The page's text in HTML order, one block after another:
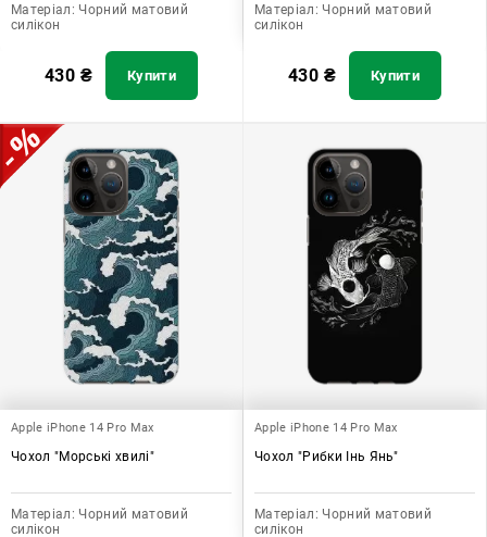
Матеріал: Чорний матовий
силікон
430 ₴ Купити
Матеріал: Чорний матовий
силікон
430 ₴ Купити
Apple iPhone 14 Pro Max
Чохол "Морські хвилі"
Матеріал: Чорний матовий
силікон
Apple iPhone 14 Pro Max
Чохол "Рибки Інь Янь"
Матеріал: Чорний матовий
силікон